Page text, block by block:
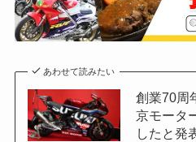
あわせて読みたい
創業70周
京モータ
したと発